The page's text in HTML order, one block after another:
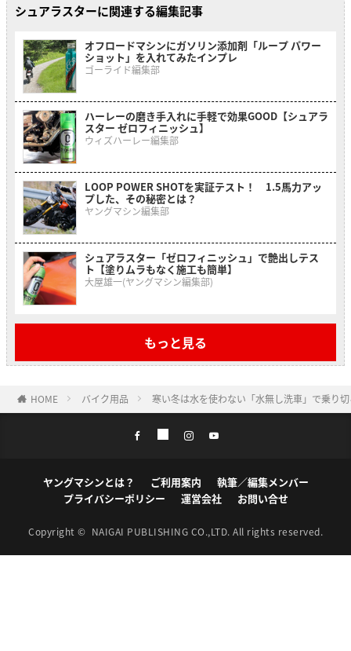
シュアラスターに関連する編集記事
オフロードマシンにガソリン添加剤「ループ パワー
ショット」を入れてみたインプレ
ゴーライド編集部
ハーレーの磨き手入れに手軽で効果GOOD【シュアラ
スター ゼロフィニッシュ】
ウィズハーレー編集部
LOOP POWER SHOTを実証テスト！ 1.5馬力アッ
プした、その秘密とは？
ヤングマシン編集部
シュアラスター「ゼロフィニッシュ」で艶出しテス
ト【塗りムラもなく施工も簡単】
大屋雄一(ヤングマシン編集部)
もっと見る
HOME バイク用品 寒い冬は水を使わない「水無し洗車」で乗り
ヤングマシンとは？ ご利用案内
執筆／編集メンバー
プライバシーポリシー
運営会社 お問い合せ
Copyright © NAIGAI PUBLISHING CO.,LTD. All rights reserved.